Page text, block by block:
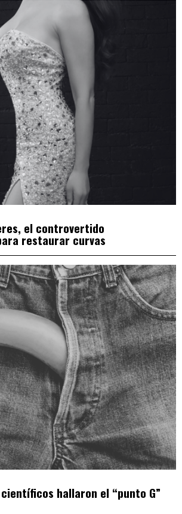
el controvertido
restaurar curvas
hallaron el “punto G”